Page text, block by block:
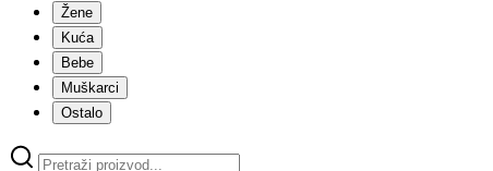
Žene
Kuća
Bebe
Muškarci
Ostalo